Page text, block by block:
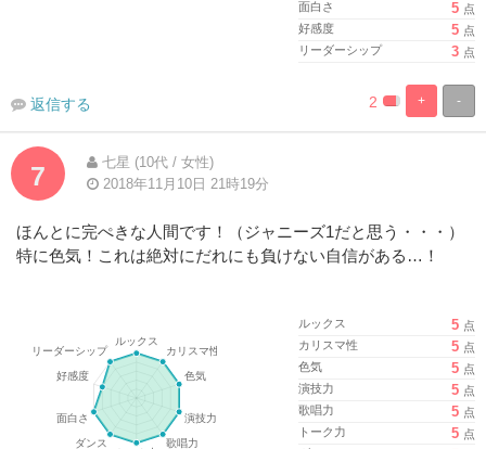
面白さ 5 点
好感度
5 点
リーダーシップ
3 点
-
+
%100%
2
返信する
7
七星 (10代 / 女性)
2018年11月10日 21時19分
ほんとに完ぺきな人間です！（ジャニーズ1だと思う・・・）
特に色気！これは絶対にだれにも負けない自信がある…！
ルックス 5 点
カリスマ性
5 点
色気
5 点
演技力
5 点
歌唱力
5 点
トーク力
5 点